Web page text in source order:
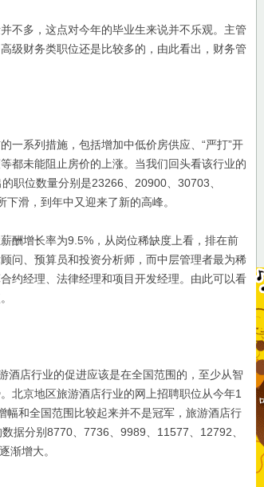
多，这点对今年的毕业生来说并不乐观。主管
级财务类职位还是比较多的，由此看出，财务管
系列措施，包括增加中低价房供应、“严打”开
都未能阻止房价的上涨。当我们回头看该行业的
职位数量分别是23266、20900、30703、
滑，到年中又迎来了新的高峰。
增长率为9.5%，从岗位稀缺度上看，排在前
问、预算员和投资分析师，而中层管理者最为稀
约经理、法律经理和项目开发经理。由此可以看
店行业的促进应该是在全国范围的，至少从智
北京地区旅游酒店行业的网上招聘职位从今年1
幅和全国范围比较起来并不是冠军，旅游酒店行
据分别8770、7736、9989、11577、12792、
渐增大。